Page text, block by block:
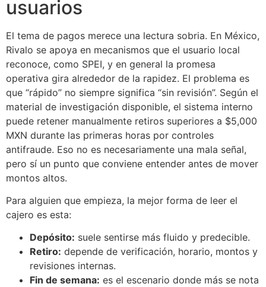
usuarios
El tema de pagos merece una lectura sobria. En México,
Rivalo se apoya en mecanismos que el usuario local
reconoce, como SPEI, y en general la promesa
operativa gira alrededor de la rapidez. El problema es
que “rápido” no siempre significa “sin revisión”. Según el
material de investigación disponible, el sistema interno
puede retener manualmente retiros superiores a $5,000
MXN durante las primeras horas por controles
antifraude. Eso no es necesariamente una mala señal,
pero sí un punto que conviene entender antes de mover
montos altos.
Para alguien que empieza, la mejor forma de leer el
cajero es esta:
Depósito: suele sentirse más fluido y predecible.
Retiro: depende de verificación, horario, montos y
revisiones internas.
Fin de semana: es el escenario donde más se nota